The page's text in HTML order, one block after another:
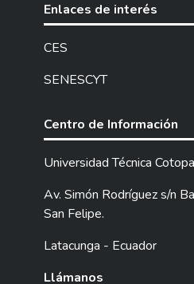
Enlaces de interés
CES
SENESCYT
Centro de Información
Universidad Técnica
Av. Simón Rodríguez s/n
San Felipe.
Latacunga - Ecuador
Llámanos